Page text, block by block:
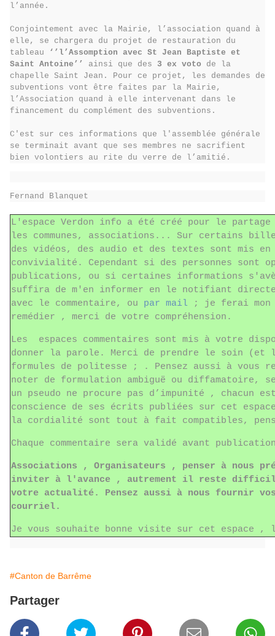
l’année.
Conjointement avec la Mairie, l’association quand à
elle, se chargera du projet de restauration du
tableau
‘’l’Assomption avec St Jean Baptiste et
Saint Antoine’’
ainsi que des 3 ex voto
de la
chapelle Saint Jean. Pour ce projet, les demandes de
subventions vont être faites par la Mairie,
l’Association quand à elle intervenant dans le
financement du complément des subventions.
C'est sur ces informations que l'assemblée générale
se terminait avant que ses membres ne sacrifient
bien volontiers au rite du verre de l’amitié.
Fernand Blanquet
L'espace Verdon info a été créé pour le
les communes, associations... Sur certains
des vidéos, des audio et des textes sont mis
convivialité. Cependant si des personnes sont
publications, ou si certaines informations
suffira de m'en informer en le notifiant
avec le commentaire, ou par mail ; je ferai mon
remédier , merci de votre compréhension.
Les espaces commentaires sont mis à votre
donner la parole. Merci de prendre le soin (et
formules de politesse ; . Pensez aussi à vous
noter de formulation ambiguë ou diffamatoire,
un pseudo ne procure pas d’impunité , chacun
conscience de ses écrits publiées sur cet
la cordialité sont tout à fait compatibles,
Chaque commentaire sera validé avant
Associations , Organisateurs , penser à nous
inviter à l'avance , autrement il reste
votre actualité. Pensez aussi à nous fournir
courriel.
Je vous souhaite bonne visite sur cet espace ,
#Canton de Barrême
Partager